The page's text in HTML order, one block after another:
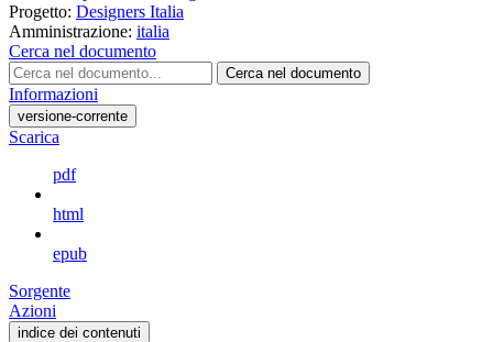
Progetto: Designers Italia
Amministrazione: italia
Cerca nel documento
Cerca nel documento
Informazioni
versione-corrente
Scarica
pdf
html
epub
Sorgente
Azioni
indice dei contenuti